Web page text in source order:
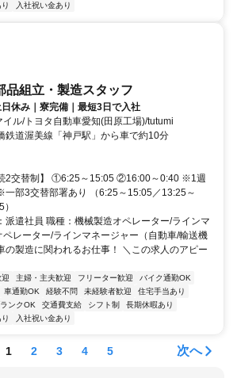
入社祝い金あり
品組立・製造スタッフ
休み｜寮完備｜最短3日で入社
ル/トヨタ自動車愛知(田原工場)/tutumi
鉄道渥美線「神戸駅」から車で約10分
2交替制】 ①6:25～15:05 ②16:00～0:40 ※1週
部3交替部署あり （6:25～15:05／13:25～
派遣社員 職種：機械製造オペレーター/ラインマ
ペレーター/ラインマネージャー（自動車/輸送機
の製造に関われるお仕事！ ＼この求人のアピー
主婦・主夫歓迎 フリーター歓迎
バイク通勤OK
車通勤OK 経験不問 未経験者歓迎
住宅手当あり
ンクOK 交通費支給 シフト制
長期休暇あり
入社祝い金あり
1 2 3 4 5 次へ